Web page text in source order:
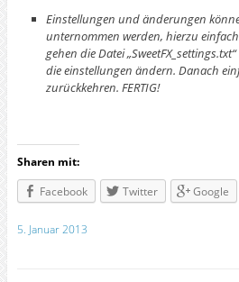
Einstellungen und änderungen
unternommen werden, hierzu einfach
gehen die Datei
die einstellungen ändern. Danach
zurückkehren. FERTIG!
Sharen mit:
Facebook
Twitter Google
5. Januar 2013